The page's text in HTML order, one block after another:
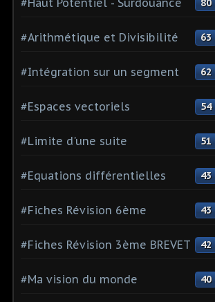
80
#Arithmétique et Divisibilité 63
#Intégration sur un segment 62
#Espaces vectoriels 54
#Limite d'une suite 51
#Equations différentielles 43
#Fiches Révision 6ème 43
#Fiches Révision 3ème BREVET 42
#Ma vision du monde 40